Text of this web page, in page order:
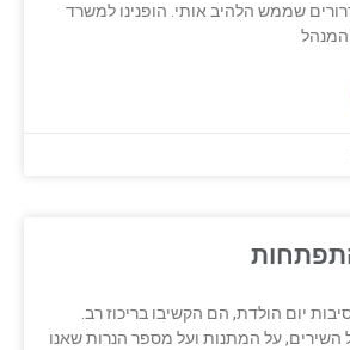
שממש הלהיב אותי. הופנינו למשרד
המנהל
יום הולדת, הם הקשיבו בריכוז רב.
השירים, על המתנות ועל מספר הנרות שאנו